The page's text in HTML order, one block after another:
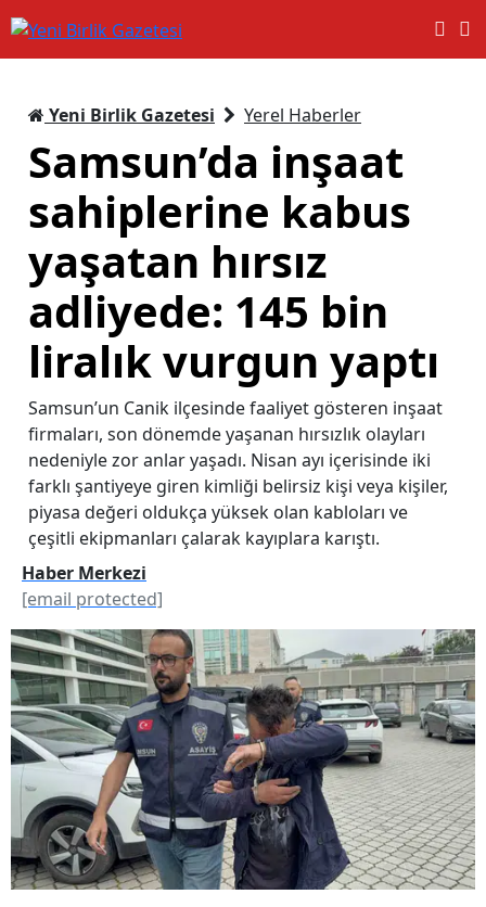
Yeni Birlik Gazetesi Yerel Haberler
Samsun’da inşaat
sahiplerine kabus
yaşatan hırsız
adliyede: 145 bin
liralık vurgun yaptı
Samsun’un Canik ilçesinde faaliyet gösteren inşaat
firmaları, son dönemde yaşanan hırsızlık olayları
nedeniyle zor anlar yaşadı. Nisan ayı içerisinde iki
farklı şantiyeye giren kimliği belirsiz kişi veya kişiler,
piyasa değeri oldukça yüksek olan kabloları ve
çeşitli ekipmanları çalarak kayıplara karıştı.
Haber Merkezi
[email protected]